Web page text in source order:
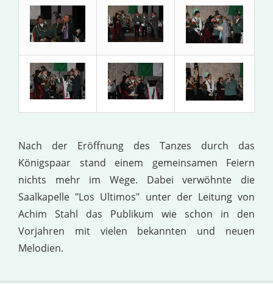
Nach der Eröffnung des Tanzes durch das
Königspaar stand einem gemeinsamen Feiern
nichts mehr im Wege. Dabei verwöhnte die
Saalkapelle "Los Ultimos" unter der Leitung von
Achim Stahl das Publikum wie schon in den
Vorjahren mit vielen bekannten und neuen
Melodien.